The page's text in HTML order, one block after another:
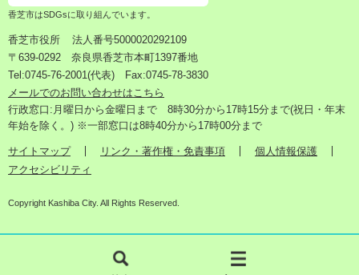
香芝市はSDGsに取り組んでいます。
香芝市役所
法人番号5000020292109
〒639-0292 奈良県香芝市本町1397番地
Tel:0745-76-2001(代表) Fax:0745-78-3830
メールでのお問い合わせはこちら
行政窓口:月曜日から金曜日まで 8時30分から17時15分まで(祝日・年末
年始を除く。) ※一部窓口は8時40分から17時00分まで
サイトマップ リンク・著作権・免責事項
個人情報保護
アクセシビリティ
Copyright Kashiba City. All Rights Reserved.